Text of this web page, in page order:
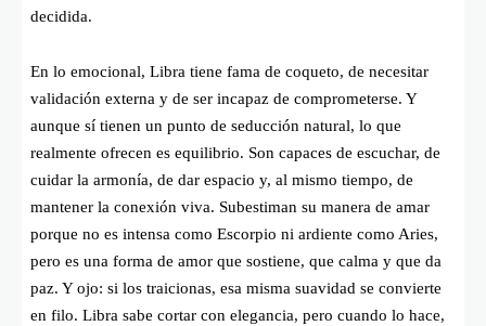
decidida.
En lo emocional, Libra tiene fama de coqueto, de necesitar
validación externa y de ser incapaz de comprometerse. Y
aunque sí tienen un punto de seducción natural, lo que
realmente ofrecen es equilibrio. Son capaces de escuchar, de
cuidar la armonía, de dar espacio y, al mismo tiempo, de
mantener la conexión viva. Subestiman su manera de amar
porque no es intensa como Escorpio ni ardiente como Aries,
pero es una forma de amor que sostiene, que calma y que da
paz. Y ojo: si los traicionas, esa misma suavidad se convierte
en filo. Libra sabe cortar con elegancia, pero cuando lo hace,